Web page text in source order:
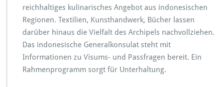
e
n
t
a
2
reichhaltiges kulinarisches Angebot aus indonesischen
Regionen. Textilien, Kunsthandwerk, Bücher lassen
darüber hinaus die Vielfalt des Archipels nachvollziehen.
Das indonesische Generalkonsulat steht mit
Informationen zu Visums- und Passfragen bereit. Ein
Rahmenprogramm sorgt für Unterhaltung.